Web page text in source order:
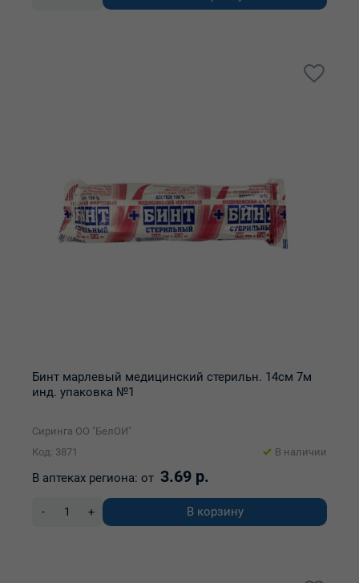
Бинт марлевый медицинский стерильн. 14см 7м
инд. упаковка №1
Сиринга ОО "БелОИ"
Код: 3871
В наличии
В аптеках региона: от 3.69 р.
- + В корзину